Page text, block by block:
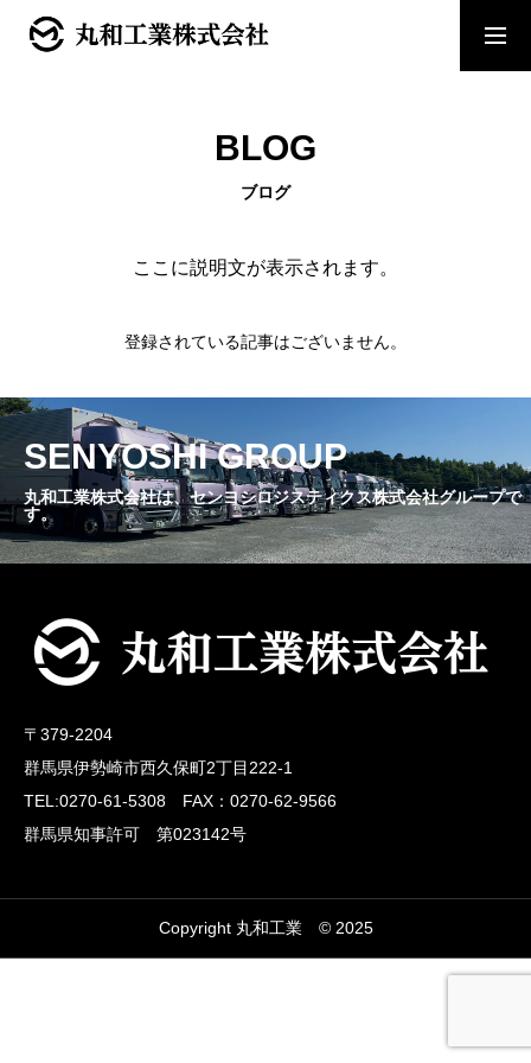
BLOG
ブログ
ここに説明文が表示されます。
登録されている記事はございません。
SENYOSHI GROUP
丸和工業株式会社は、センヨシロジスティクス株式会社グループで
す。
〒379-2204
群馬県伊勢崎市西久保町2丁目222-1
TEL:0270-61-5308 FAX：0270-62-9566
群馬県知事許可 第023142号
Copyright 丸和工業 © 2025